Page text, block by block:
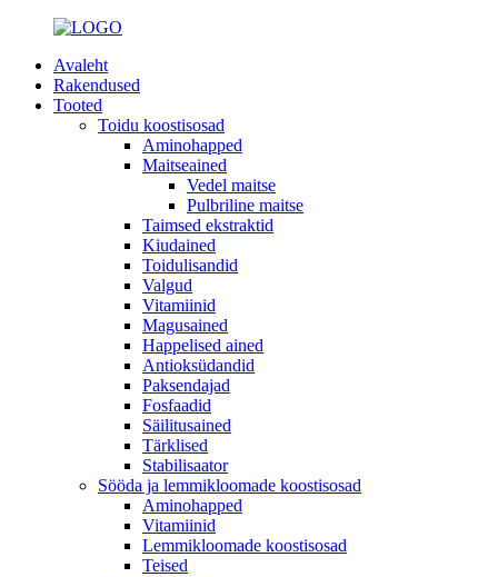
Avaleht
Rakendused
Tooted
Toidu koostisosad
Aminohapped
Maitseained
Vedel maitse
Pulbriline maitse
Taimsed ekstraktid
Kiudained
Toidulisandid
Valgud
Vitamiinid
Magusained
Happelised ained
Antioksüdandid
Paksendajad
Fosfaadid
Säilitusained
Tärklised
Stabilisaator
Sööda ja lemmikloomade koostisosad
Aminohapped
Vitamiinid
Lemmikloomade koostisosad
Teised